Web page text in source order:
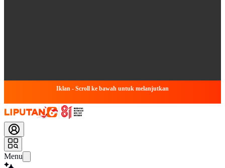
Iklan - Scroll ke bawah untuk melanjutkan
Menu